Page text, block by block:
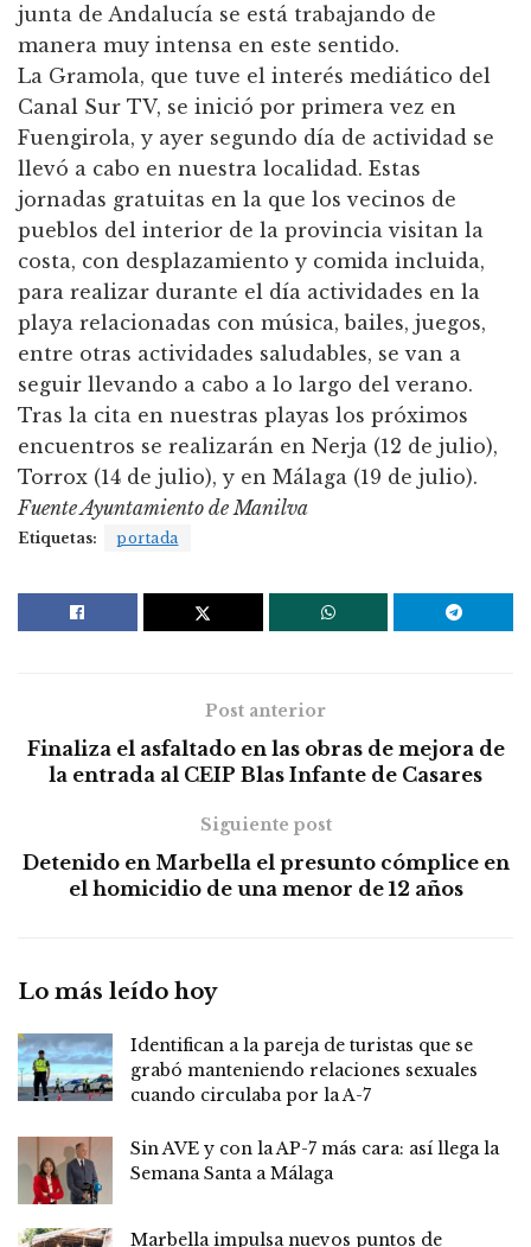
junta de Andalucía se está trabajando de
manera muy intensa en este sentido.
La Gramola, que tuve el interés mediático del
Canal Sur TV, se inició por primera vez en
Fuengirola, y ayer segundo día de actividad se
llevó a cabo en nuestra localidad. Estas
jornadas gratuitas en la que los vecinos de
pueblos del interior de la provincia visitan la
costa, con desplazamiento y comida incluida,
para realizar durante el día actividades en la
playa relacionadas con música, bailes, juegos,
entre otras actividades saludables, se van a
seguir llevando a cabo a lo largo del verano.
Tras la cita en nuestras playas los próximos
encuentros se realizarán en Nerja (12 de julio),
Torrox (14 de julio), y en Málaga (19 de julio).
Fuente Ayuntamiento de Manilva
Etiquetas: portada
Post anterior
Finaliza el asfaltado en las obras de mejora de
la entrada al CEIP Blas Infante de Casares
Siguiente post
Detenido en Marbella el presunto cómplice en
el homicidio de una menor de 12 años
Lo más leído hoy
Identifican a la pareja de turistas que se
grabó manteniendo relaciones sexuales
cuando circulaba por la A-7
Sin AVE y con la AP-7 más cara: así llega la
Semana Santa a Málaga
Marbella impulsa nuevos puntos de